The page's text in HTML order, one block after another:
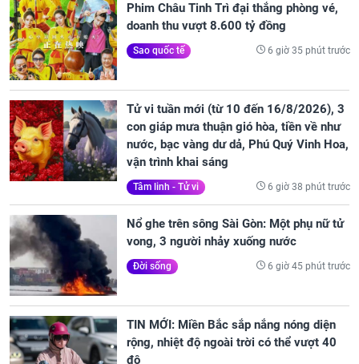
Phim Châu Tinh Trì đại thắng phòng vé,
doanh thu vượt 8.600 tỷ đồng
Sao quốc tế 6 giờ 35 phút trước
Tử vi tuần mới (từ 10 đến 16/8/2026), 3
con giáp mưa thuận gió hòa, tiền về như
nước, bạc vàng dư dả, Phú Quý Vinh Hoa,
vận trình khai sáng
Tâm linh - Tử vi 6 giờ 38 phút trước
Nổ ghe trên sông Sài Gòn: Một phụ nữ tử
vong, 3 người nhảy xuống nước
Đời sống 6 giờ 45 phút trước
TIN MỚI: Miền Bắc sắp nắng nóng diện
rộng, nhiệt độ ngoài trời có thể vượt 40
độ